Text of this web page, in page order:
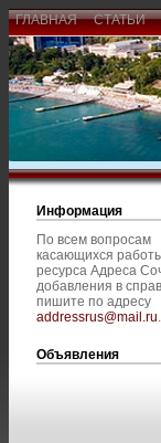
ГЛАВНАЯ СТАТЬИ
Информация
По всем вопросам
касающихся
ресурса Адреса
добавления в
пишите по адресу
addressrus@mail.ru.
Объявления